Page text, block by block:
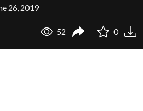
26, 2019
52 0